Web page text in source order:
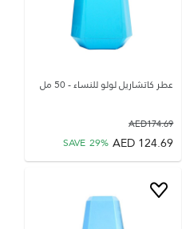
عطر كاتشاريل لولو للنساء - 50 مل
174.69
AED
124.69
AED
SAVE 29%